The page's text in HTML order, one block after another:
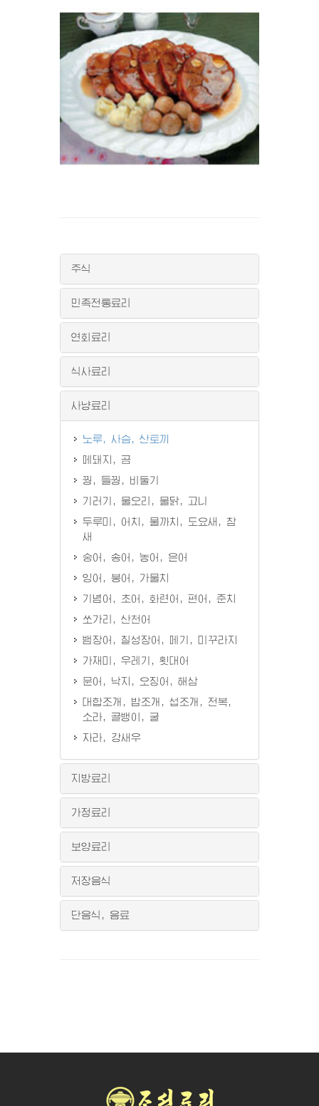
주식
민족전통료리
연회료리
식사료리
사냥료리
노루, 사슴, 산토끼
메돼지, 곰
꿩, 들꿩, 비둘기
기러기, 물오리, 물닭, 고니
두루미, 어치, 물까치, 도요새, 참
새
숭어, 송어, 농어, 은어
잉어, 붕어, 가물치
기념어, 초어, 화련어, 편어, 준치
쏘가리, 산천어
뱀장어, 칠성장어, 메기, 미꾸라지
가재미, 우레기, 횟대어
문어, 낙지, 오징어, 해삼
대합조개, 밥조개, 섭조개, 전복,
소라, 골뱅이, 굴
자라, 강새우
지방료리
가정료리
보양료리
저장음식
단음식, 음료